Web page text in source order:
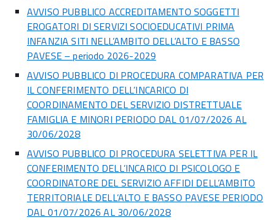
AVVISO PUBBLICO ACCREDITAMENTO SOGGETTI
EROGATORI DI SERVIZI SOCIOEDUCATIVI PRIMA
INFANZIA SITI NELL’AMBITO DELL’ALTO E BASSO
PAVESE – periodo 2026-2029
AVVISO PUBBLICO DI PROCEDURA COMPARATIVA PER
IL CONFERIMENTO DELL’INCARICO DI
COORDINAMENTO DEL SERVIZIO DISTRETTUALE
FAMIGLIA E MINORI PERIODO DAL 01/07/2026 AL
30/06/2028
AVVISO PUBBLICO DI PROCEDURA SELETTIVA PER IL
CONFERIMENTO DELL’INCARICO DI PSICOLOGO E
COORDINATORE DEL SERVIZIO AFFIDI DELL’AMBITO
TERRITORIALE DELL’ALTO E BASSO PAVESE PERIODO
DAL 01/07/2026 AL 30/06/2028